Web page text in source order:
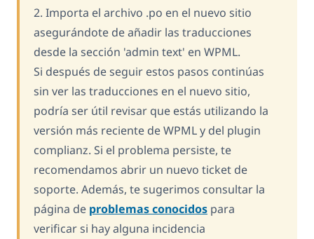
2. Importa el archivo .po en el nuevo sitio
asegurándote de añadir las traducciones
desde la sección 'admin text' en WPML.
Si después de seguir estos pasos continúas
sin ver las traducciones en el nuevo sitio,
podría ser útil revisar que estás utilizando la
versión más reciente de WPML y del plugin
complianz. Si el problema persiste, te
recomendamos abrir un nuevo ticket de
soporte. Además, te sugerimos consultar la
página de problemas conocidos para
verificar si hay alguna incidencia